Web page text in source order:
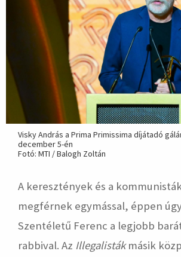
Visky András a Prima Primissima díjátadó
december 5-én
Fotó: MTI / Balogh Zoltán
A keresztények és a
megférnek egymással, éppen
Szentéletű Ferenc a legjobb
rabbival. Az Illegalistákmásik